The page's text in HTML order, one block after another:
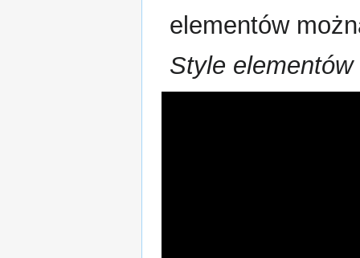
elementów
Style elementów